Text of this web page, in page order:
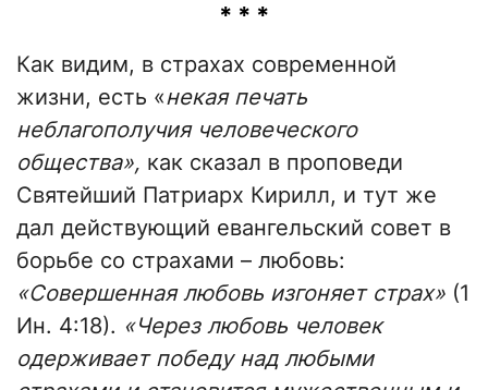
* * *
Как видим, в страхах современной
жизни, есть «некая печать
неблагополучия человеческого
общества», как сказал в проповеди
Святейший Патриарх Кирилл, и тут же
дал действующий евангельский совет в
борьбе со страхами – любовь:
«Совершенная любовь изгоняет страх» (1
Ин. 4:18). «Через любовь человек
одерживает победу над любыми